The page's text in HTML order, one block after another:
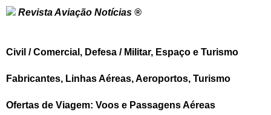
Revista Aviação Notícias ®
Civil / Comercial, Defesa / Militar, Espaço e Turismo
Fabricantes, Linhas Aéreas, Aeroportos, Turismo
Ofertas de Viagem: Voos e Passagens Aéreas